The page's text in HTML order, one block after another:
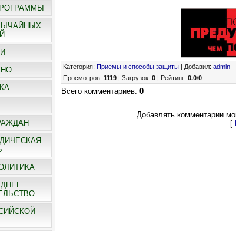
Категория: Приемы и способы защиты Добавил:admin
Просмотров:1119 |Загрузок:0 Рейтинг:0.0/0
Всего комментариев:0
Добавлять комментарии
[